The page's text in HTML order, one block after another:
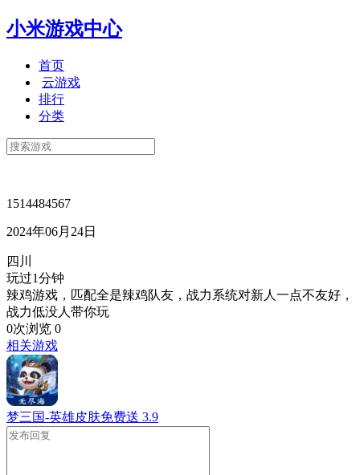
小米游戏中心
首页
云游戏
排行
分类
1514484567
2024年06月24日
四川
玩过1分钟
辣鸡游戏，匹配全是辣鸡队友，战力系统对新人一点不友好，
战力低没人带你玩
0次浏览 0
相关游戏
梦三国-英雄皮肤免费送 3.9